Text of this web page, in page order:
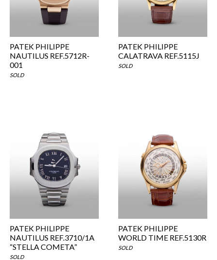
PATEK PHILIPPE
NAUTILUS REF.5712R-
001
SOLD
PATEK PHILIPPE
CALATRAVA REF.5115J
SOLD
PATEK PHILIPPE
NAUTILUS REF.3710/1A
“STELLA COMETA”
SOLD
PATEK PHILIPPE
WORLD TIME REF.5130R
SOLD